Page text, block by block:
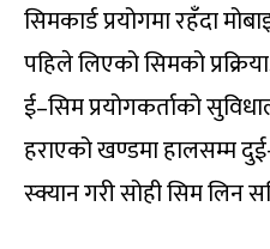
सिमकार्ड प्रयोगमा रहँदा
पहिले लिएको सिमको
ई–सिम प्रयोगकर्ताको
हराएको खण्डमा हालसम्म
स्क्यान गरी सोही सिम लिन